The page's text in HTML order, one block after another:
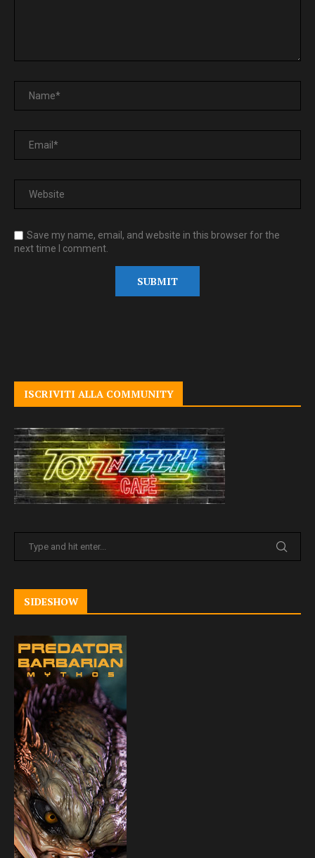
Save my name, email, and website in this browser for the
next time I comment.
ISCRIVITI ALLA COMMUNITY
SIDESHOW